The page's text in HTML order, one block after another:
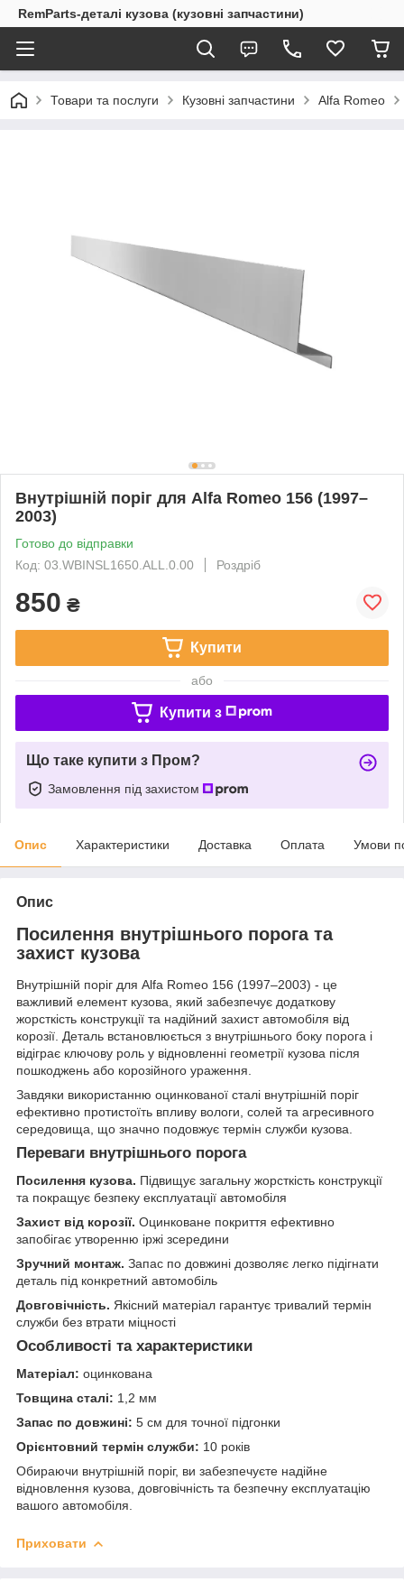
RemParts-деталі кузова (кузовні запчастини)
Товари та послуги Кузовні запчастини Alfa Romeo
Внутрішній поріг для Alfa Romeo 156 (1997–
2003)
Готово до відправки
Код: 03.WBINSL1650.ALL.0.00
Роздріб
850 ₴
Купити
або
Купити з
Що таке купити з Пром?
Замовлення під захистом
Опис Характеристики Доставка Оплата Умови
Опис
Посилення внутрішнього порога та
захист кузова
Внутрішній поріг для Alfa Romeo 156 (1997–2003) - це
важливий елемент кузова, який забезпечує додаткову
жорсткість конструкції та надійний захист автомобіля від
корозії. Деталь встановлюється з внутрішнього боку порога і
відіграє ключову роль у відновленні геометрії кузова після
пошкоджень або корозійного ураження.
Завдяки використанню оцинкованої сталі внутрішній поріг
ефективно протистоїть впливу вологи, солей та агресивного
середовища, що значно подовжує термін служби кузова.
Переваги внутрішнього порога
Посилення кузова. Підвищує загальну жорсткість конструкції
та покращує безпеку експлуатації автомобіля
Захист від корозії. Оцинковане покриття ефективно
запобігає утворенню іржі зсередини
Зручний монтаж. Запас по довжині дозволяє легко підігнати
деталь під конкретний автомобіль
Довговічність. Якісний матеріал гарантує тривалий термін
служби без втрати міцності
Особливості та характеристики
Матеріал: оцинкована
Товщина сталі: 1,2 мм
Запас по довжині: 5 см для точної підгонки
Орієнтовний термін служби: 10 років
Обираючи внутрішній поріг, ви забезпечуєте надійне
відновлення кузова, довговічність та безпечну експлуатацію
вашого автомобіля.
Приховати